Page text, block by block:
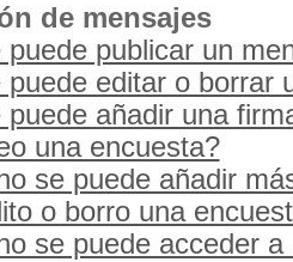
de mensajes
publicar un
editar o borrar
añadir una
una encuesta?
se puede añadir
o borro una
se puede acceder a